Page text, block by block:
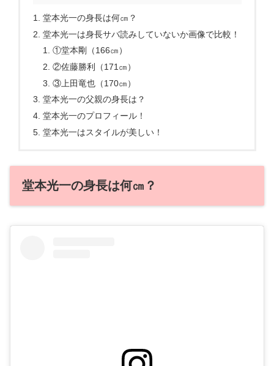
堂本光一の身長は何㎝？
堂本光一は身長サバ読みしていないか画像で比較！
①堂本剛（166㎝）
②佐藤勝利（171㎝）
③上田竜也（170㎝）
堂本光一の父親の身長は？
堂本光一のプロフィール！
堂本光一はスタイルが美しい！
堂本光一の身長は何㎝？